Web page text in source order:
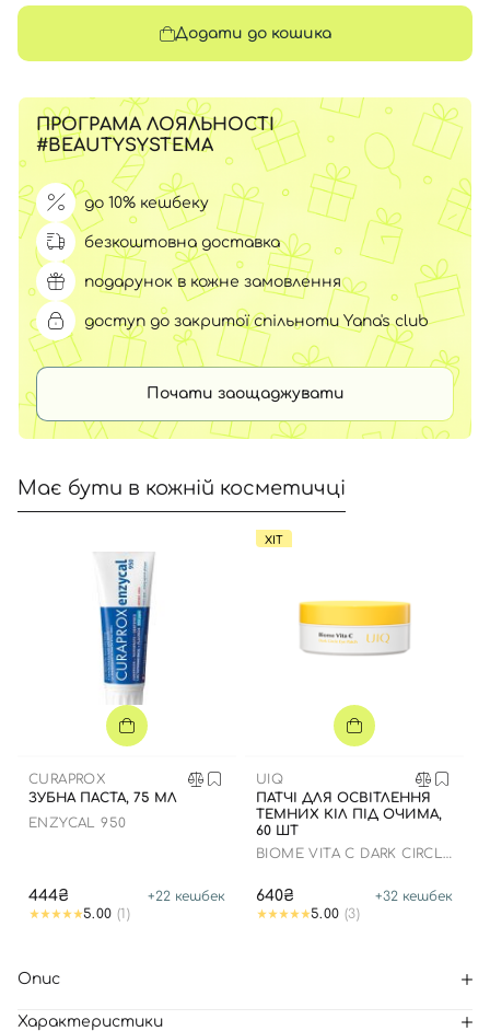
Додати до кошика
ПРОГРАМА ЛОЯЛЬНОСТІ
#BEAUTYSYSTEMA
до 10% кешбеку
безкоштовна доставка
подарунок в кожне замовлення
доступ до закритої спільноти Yana's club
Почати заощаджувати
Має бути в кожній косметичці
CURAPROX
ЗУБНА ПАСТА, 75 МЛ
ENZYCAL 950
444₴ +22 кешбек
5.00 (1)
ХІТ
UIQ
ПАТЧІ ДЛЯ ОСВІТЛЕННЯ
ТЕМНИХ КІЛ ПІД ОЧИМА,
60 ШТ
BIOME VITA C DARK CIRCLE
640₴ +32 кешбек
5.00 (3)
Опис
Характеристики